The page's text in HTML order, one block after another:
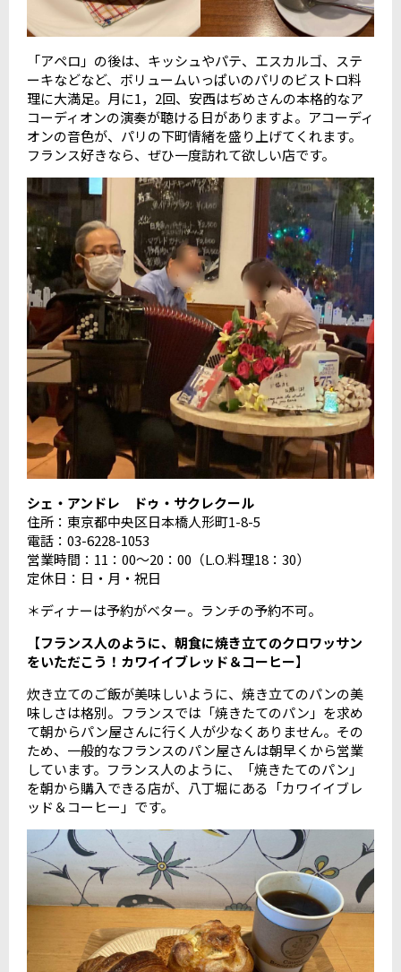
「アペロ」の後は、キッシュやパテ、エスカルゴ、ステ
ーキなどなど、ボリュームいっぱいのパリのビストロ料
理に大満足。月に1，2回、安西はぢめさんの本格的なア
コーディオンの演奏が聴ける日がありますよ。アコーディ
オンの音色が、パリの下町情緒を盛り上げてくれます。
フランス好きなら、ぜひ一度訪れて欲しい店です。
シェ・アンドレ ドゥ・サクレクール
住所：東京都中央区日本橋人形町1-8-5
電話：03-6228-1053
営業時間：11：00〜20：00（L.O.料理18：30）
定休日：日・月・祝日
＊ディナーは予約がベター。ランチの予約不可。
【フランス人のように、朝食に焼き立てのクロワッサン
をいただこう！カワイイブレッド＆コーヒー】
炊き立てのご飯が美味しいように、焼き立てのパンの美
味しさは格別。フランスでは「焼きたてのパン」を求め
て朝からパン屋さんに行く人が少なくありません。その
ため、一般的なフランスのパン屋さんは朝早くから営業
しています。フランス人のように、「焼きたてのパン」
を朝から購入できる店が、八丁堀にある「カワイイブレ
ッド＆コーヒー」です。